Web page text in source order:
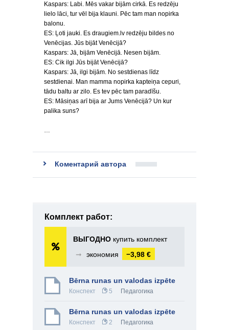
Kaspars: Labi. Mēs vakar bijām cirkā. Es redzēju
lielo lāci, tur vēl bija klauni. Pēc tam man nopirka
balonu.
ES: Ļoti jauki. Es draugiem.lv redzēju bildes no
Venēcijas. Jūs bijāt Venēcijā?
Kaspars: Jā, bijām Venēcijā. Nesen bijām.
ES: Cik ilgi Jūs bijāt Venēcijā?
Kaspars: Jā, ilgi bijām. No sestdienas līdz
sestdienai. Man mamma nopirka kapteiņa cepuri,
tādu baltu ar zilo. Es tev pēc tam paradīšu.
ES: Māsiņas arī bija ar Jums Venēcijā? Un kur
palika suns?
…
Коментарий автора
Комплект работ:
ВЫГОДНО купить комплект
➞
экономия −3,98 €
Bērna runas un valodas izpēte
Конспект 5 Педагогика
Bērna runas un valodas izpēte
Конспект 2 Педагогика